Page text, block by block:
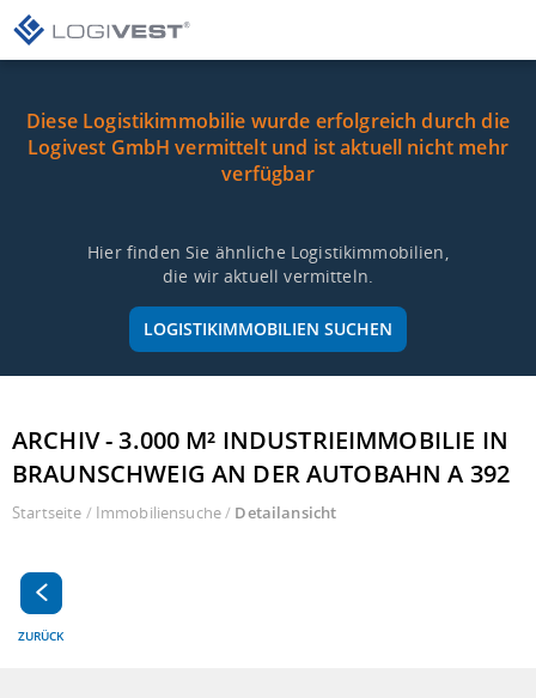
Diese Logistikimmobilie wurde erfolgreich durch die
Logivest GmbH vermittelt und ist aktuell nicht mehr
verfügbar
Hier finden Sie ähnliche Logistikimmobilien,
die wir aktuell vermitteln.
LOGISTIKIMMOBILIEN SUCHEN
ARCHIV - 3.000 M² INDUSTRIEIMMOBILIE IN
BRAUNSCHWEIG AN DER AUTOBAHN A 392
Startseite / Immobiliensuche/ Detailansicht
ZURÜCK